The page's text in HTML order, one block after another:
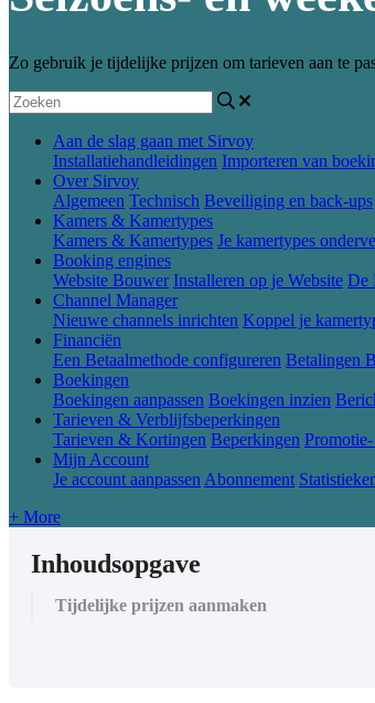
Zo gebruik je tijdelijke prijzen om tarieven aan te
Aan de slag gaan met Sirvoy
Installatiehandleidingen Importeren van
Over Sirvoy
Algemeen Technisch Beveiliging en back-ups
Kamers & Kamertypes
Kamers & Kamertypes Je kamertypes
Booking engines
Website Bouwer Installeren op je Website De
Channel Manager
Nieuwe channels inrichten Koppel je
Financiën
Een Betaalmethode configureren Betalingen
Boekingen
Boekingen aanpassen Boekingen inzien
Tarieven & Verblijfsbeperkingen
Tarieven & Kortingen Beperkingen
Mijn Account
Je account aanpassen Abonnement
+ More
Inhoudsopgave
Tijdelijke prijzen aanmaken